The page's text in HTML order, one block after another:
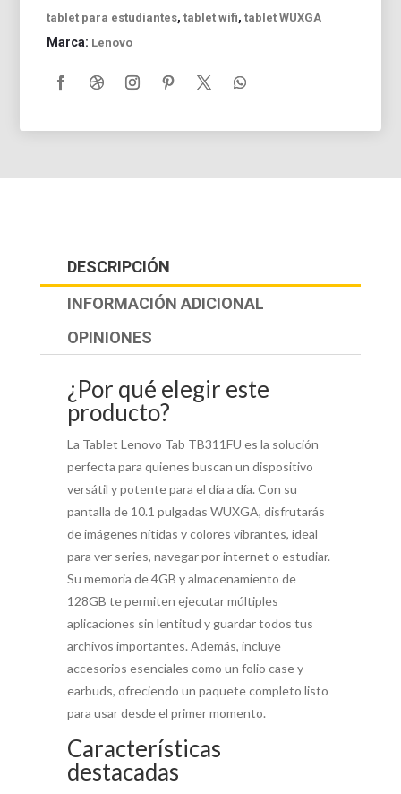
tablet para estudiantes,tablet wifi,tablet WUXGA
Marca: Lenovo
DESCRIPCIÓN
INFORMACIÓN ADICIONAL
OPINIONES
¿Por qué elegir este
producto?
La Tablet Lenovo Tab TB311FU es la solución
perfecta para quienes buscan un dispositivo
versátil y potente para el día a día. Con su
pantalla de 10.1 pulgadas WUXGA, disfrutarás
de imágenes nítidas y colores vibrantes, ideal
para ver series, navegar por internet o estudiar.
Su memoria de 4GB y almacenamiento de
128GB te permiten ejecutar múltiples
aplicaciones sin lentitud y guardar todos tus
archivos importantes. Además, incluye
accesorios esenciales como un folio case y
earbuds, ofreciendo un paquete completo listo
para usar desde el primer momento.
Características
destacadas